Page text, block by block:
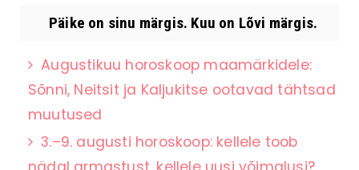
Päike on sinu märgis. Kuu on Lõvi märgis.
Augustikuu horoskoop maamärkidele:
Sõnni, Neitsit ja Kaljukitse ootavad tähtsad
muutused
3.–9. augusti horoskoop: kellele toob